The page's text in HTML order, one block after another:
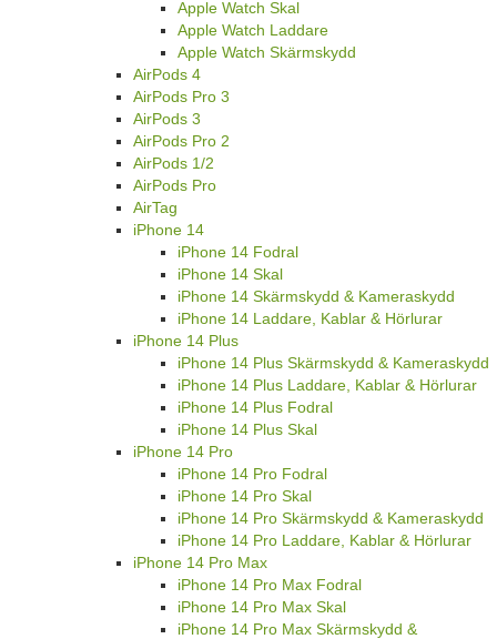
Apple Watch Skal
Apple Watch Laddare
Apple Watch Skärmskydd
AirPods 4
AirPods Pro 3
AirPods 3
AirPods Pro 2
AirPods 1/2
AirPods Pro
AirTag
iPhone 14
iPhone 14 Fodral
iPhone 14 Skal
iPhone 14 Skärmskydd & Kameraskydd
iPhone 14 Laddare, Kablar & Hörlurar
iPhone 14 Plus
iPhone 14 Plus Skärmskydd & Kameraskydd
iPhone 14 Plus Laddare, Kablar & Hörlurar
iPhone 14 Plus Fodral
iPhone 14 Plus Skal
iPhone 14 Pro
iPhone 14 Pro Fodral
iPhone 14 Pro Skal
iPhone 14 Pro Skärmskydd & Kameraskydd
iPhone 14 Pro Laddare, Kablar & Hörlurar
iPhone 14 Pro Max
iPhone 14 Pro Max Fodral
iPhone 14 Pro Max Skal
iPhone 14 Pro Max Skärmskydd &